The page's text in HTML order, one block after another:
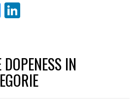
Messenger
DOPENESS IN